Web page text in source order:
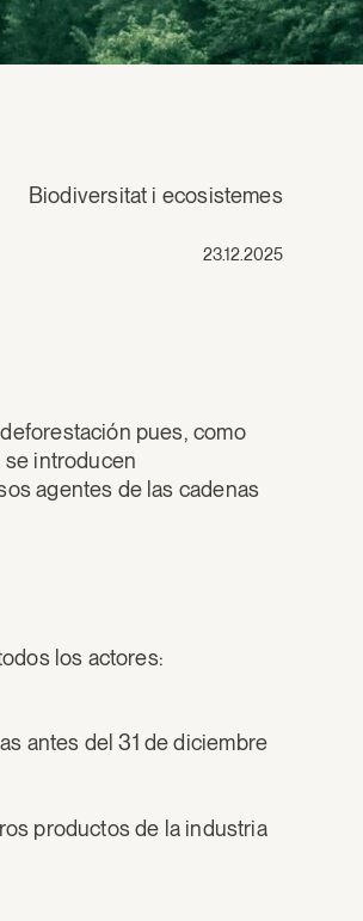
23.12.2025
Biodiversitat i ecosistemes
pues, como
se introducen
agentes de las cadenas
los actores:
antes del 31 de diciembre
productos de la industria